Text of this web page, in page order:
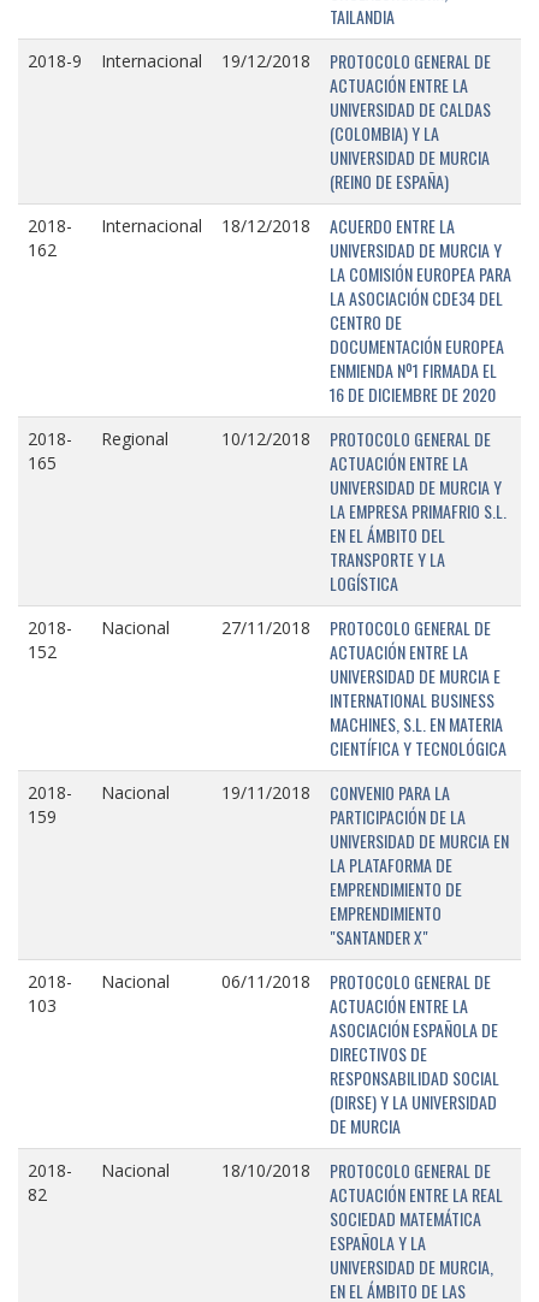
TAILANDIA
2018-9 Internacional 19/12/2018
PROTOCOLO GENERAL DE
ACTUACIÓN ENTRE LA
UNIVERSIDAD DE CALDAS
(COLOMBIA) Y LA
UNIVERSIDAD DE MURCIA
(REINO DE ESPAÑA)
2018-
162
Internacional 18/12/2018
ACUERDO ENTRE LA
UNIVERSIDAD DE MURCIA Y
LA COMISIÓN EUROPEA PARA
LA ASOCIACIÓN CDE34 DEL
CENTRO DE
DOCUMENTACIÓN EUROPEA
ENMIENDA Nº1 FIRMADA EL
16 DE DICIEMBRE DE 2020
2018-
165
Regional 10/12/2018
PROTOCOLO GENERAL DE
ACTUACIÓN ENTRE LA
UNIVERSIDAD DE MURCIA Y
LA EMPRESA PRIMAFRIO S.L.
EN EL ÁMBITO DEL
TRANSPORTE Y LA
LOGÍSTICA
2018-
152
Nacional 27/11/2018
PROTOCOLO GENERAL DE
ACTUACIÓN ENTRE LA
UNIVERSIDAD DE MURCIA E
INTERNATIONAL BUSINESS
MACHINES, S.L. EN MATERIA
CIENTÍFICA Y TECNOLÓGICA
2018-
159
Nacional 19/11/2018
CONVENIO PARA LA
PARTICIPACIÓN DE LA
UNIVERSIDAD DE MURCIA EN
LA PLATAFORMA DE
EMPRENDIMIENTO DE
EMPRENDIMIENTO
"SANTANDER X"
2018-
103
Nacional 06/11/2018
PROTOCOLO GENERAL DE
ACTUACIÓN ENTRE LA
ASOCIACIÓN ESPAÑOLA DE
DIRECTIVOS DE
RESPONSABILIDAD SOCIAL
(DIRSE) Y LA UNIVERSIDAD
DE MURCIA
2018-
82
Nacional 18/10/2018
PROTOCOLO GENERAL DE
ACTUACIÓN ENTRE LA REAL
SOCIEDAD MATEMÁTICA
ESPAÑOLA Y LA
UNIVERSIDAD DE MURCIA,
EN EL ÁMBITO DE LAS